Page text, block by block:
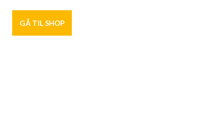
GÅ TIL SHOP